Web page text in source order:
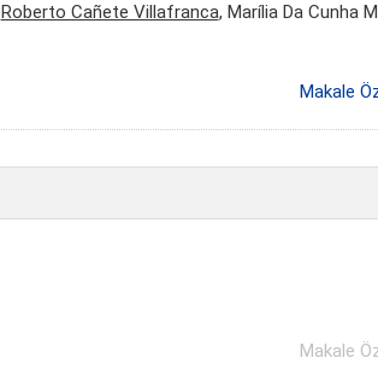
Roberto Cañete Villafranca, Marília Da Cunha
Makale
Makale